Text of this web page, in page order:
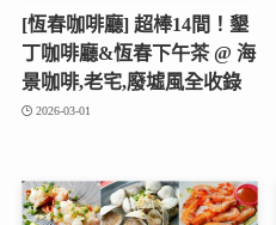
[恆春咖啡廳] 超棒14間！墾
丁咖啡廳&恆春下午茶 @ 海
景咖啡,老宅,廢墟風全收錄
2026-03-01